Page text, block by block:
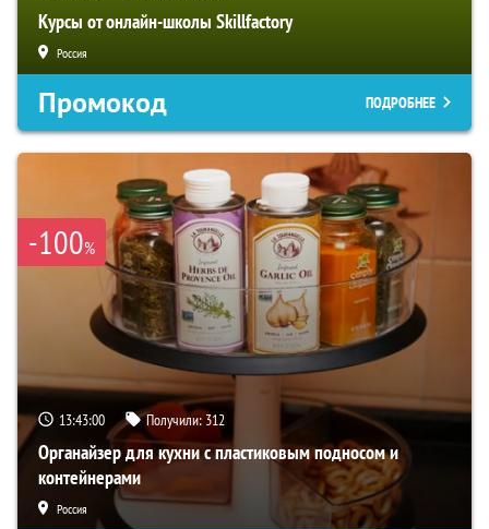
Курсы от онлайн-школы Skillfactory
Россия
Промокод ПОДРОБНЕЕ
-100%
13:42:59 Получили: 312
Органайзер для кухни с пластиковым подносом и
контейнерами
Россия